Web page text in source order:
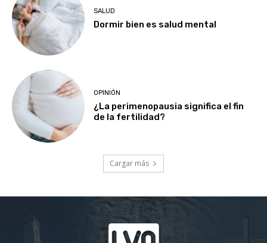
SALUD
Dormir bien es salud mental
OPINIÓN
¿La perimenopausia significa el fin
de la fertilidad?
Cargar más